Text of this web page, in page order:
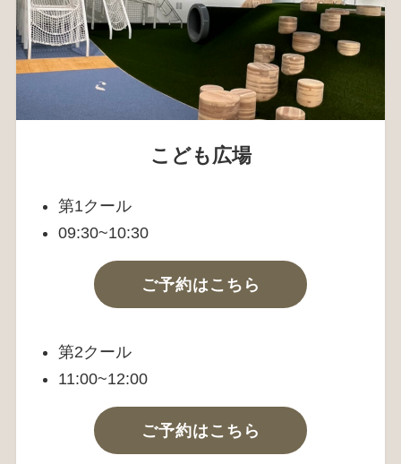
こども広場
第1クール
09:30~10:30
ご予約はこちら
第2クール
11:00~12:00
ご予約はこちら